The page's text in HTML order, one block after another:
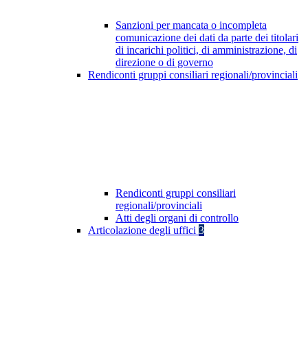
Sanzioni per mancata o incompleta
comunicazione dei dati da parte dei titolari
di incarichi politici, di amministrazione, di
direzione o di governo
Rendiconti gruppi consiliari regionali/provinciali
Rendiconti gruppi consiliari
regionali/provinciali
Atti degli organi di controllo
Articolazione degli uffici 3